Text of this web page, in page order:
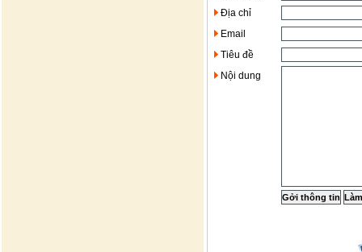
Địa chỉ
Email
Tiêu đề
Nội dung